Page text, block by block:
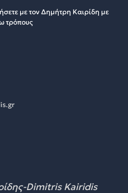
με τον Δημήτρη Καιρίδη με
τρόπους
Dimitris Kairidis